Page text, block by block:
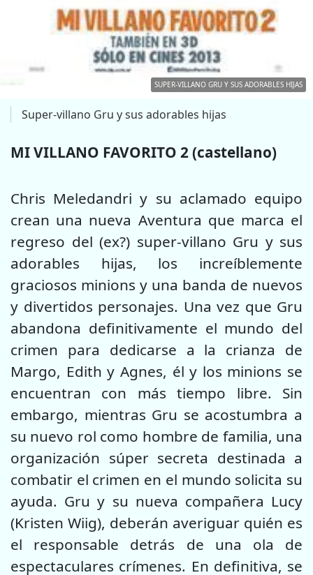
SUPER-VILLANO GRU Y SUS ADORABLES HIJAS
Super-villano Gru y sus adorables hijas
MI VILLANO FAVORITO 2 (castellano)
Chris Meledandri y su aclamado equipo
crean una nueva Aventura que marca el
regreso del (ex?) super-villano Gru y sus
adorables hijas, los increíblemente
graciosos minions y una banda de nuevos
y divertidos personajes. Una vez que Gru
abandona definitivamente el mundo del
crimen para dedicarse a la crianza de
Margo, Edith y Agnes, él y los minions se
encuentran con más tiempo libre. Sin
embargo, mientras Gru se acostumbra a
su nuevo rol como hombre de familia, una
organización súper secreta destinada a
combatir el crimen en el mundo solicita su
ayuda. Gru y su nueva compañera Lucy
(Kristen Wiig), deberán averiguar quién es
el responsable detrás de una ola de
espectaculares crímenes. En definitiva, se